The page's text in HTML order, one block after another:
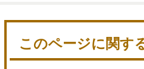
このページに関す